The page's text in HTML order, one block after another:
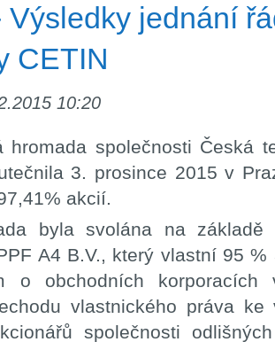
Výsledky jednání
CETIN
10:20
hromada společnosti Česká
3. prosince 2015 v
akcií.
byla svolána na základě
A4 B.V., který vlastní 95
o obchodních korporacích
vlastnického práva
společnosti